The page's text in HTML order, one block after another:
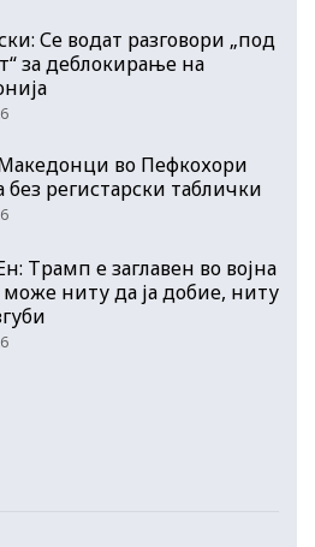
Се водат разговори „под
за деблокирање на
во Пефкохори
без регистарски таблички
Трамп е заглавен во војна
ниту да ја добие, ниту